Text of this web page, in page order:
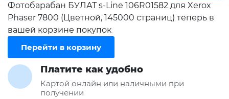
Фотобарабан БУЛАТ s-Line 106R01582 для Xerox
Phaser 7800 (Цветной, 145000 страниц) теперь в
вашей корзине покупок
Перейти в корзину
Платите как удобно
Картой онлайн или наличными при
получении